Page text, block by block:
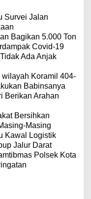
Survei Jalan
Bagikan 5.000 Ton
Covid-19
Ada Anjak
Koramil 404-
Babinsanya
Berikan Arahan
Bersihkan
Masing
Kawal Logistik
Jalur Darat
Polsek Kota